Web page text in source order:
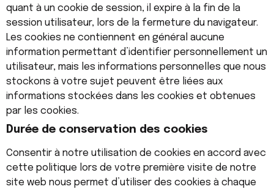
quant à un cookie de session, il expire à la fin de la
session utilisateur, lors de la fermeture du navigateur.
Les cookies ne contiennent en général aucune
information permettant d’identifier personnellement un
utilisateur, mais les informations personnelles que nous
stockons à votre sujet peuvent être liées aux
informations stockées dans les cookies et obtenues
par les cookies.
Durée de conservation des cookies
Consentir à notre utilisation de cookies en accord avec
cette politique lors de votre première visite de notre
site web nous permet d’utiliser des cookies à chaque